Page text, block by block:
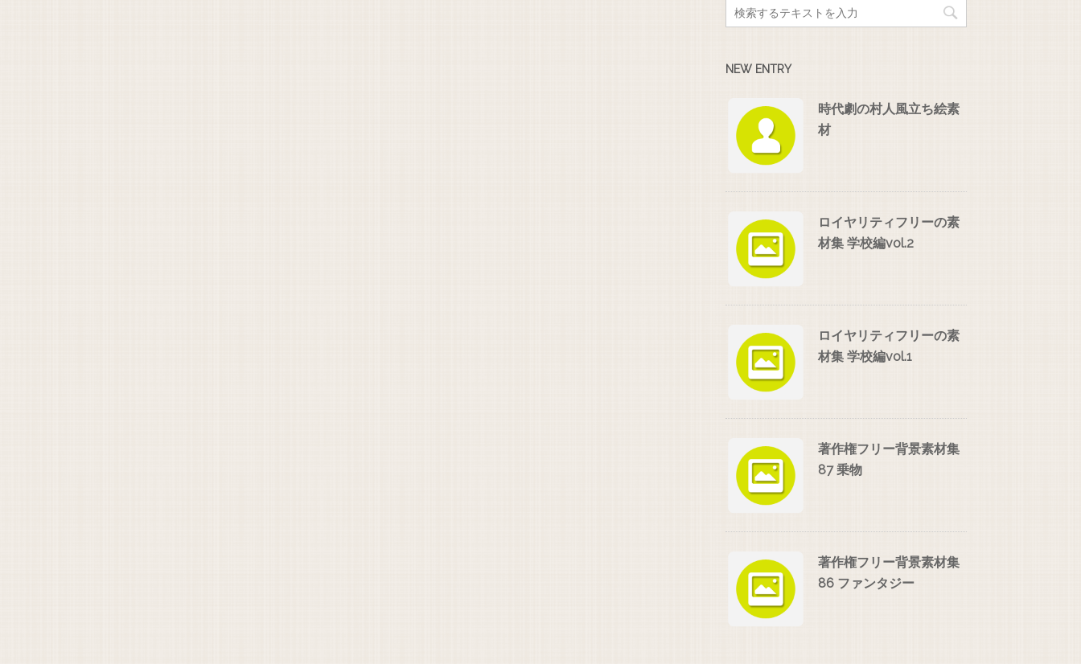
NEW ENTRY
時代劇の村人風立ち絵素
材
ロイヤリティフリーの素
材集 学校編vol.2
ロイヤリティフリーの素
材集 学校編vol.1
著作権フリー背景素材集
87 乗物
著作権フリー背景素材集
86 ファンタジー